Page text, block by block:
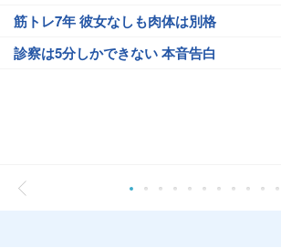
筋トレ7年 彼女なしも肉体は別格
診察は5分しかできない 本音告白